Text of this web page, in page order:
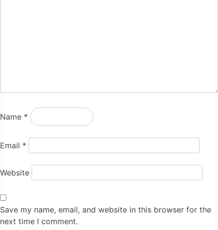
Name *
Email *
Website
Save my name, email, and website in this browser for the
next time I comment.